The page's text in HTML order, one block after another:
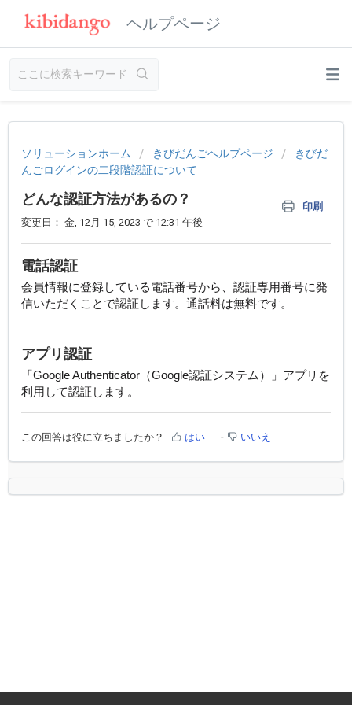
ヘルプページ
ソリューションホーム きびだんごヘルプページ
きびだ
んごログインの二段階認証について
どんな認証方法があるの？
印刷
変更日： 金, 12月 15, 2023 で 12:31 午後
電話認証
会員情報に登録している電話番号から、認証専用番号に発
信いただくことで認証します。通話料は無料です。
アプリ認証
「Google Authenticator（Google認証システム）」アプリを
利用して認証します。
この回答は役に立ちましたか？ はい いいえ